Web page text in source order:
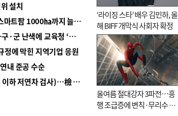
설치
■ 경남 농정 비전 ‘잘 사는 농촌’…스마트팜 1000㏊까지 늘린다
■ 교육혁신선도지 공모 코앞인데…구·군 난색에 교육청 ‘쩔쩔’
에 막힌 지역기업 응원
내 준공 수순
■ 검사 신분 버리고 직급하향(10년 이하 저연차 검사)…檢 중수청행 기피
‘라이징 스타’ 배우 김민하, 올
해 BIFF 개막식 사회자 확정
올여름 절대강자 3파전…흥
행 조급증에 변칙·무리수 마